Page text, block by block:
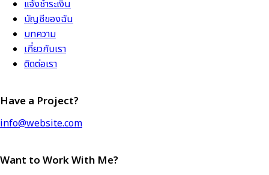
แจ้งชำระเงิน
บัญชีของฉัน
บทความ
เกี่ยวกับเรา
ติดต่อเรา
Have a Project?
info@website.com
Want to Work With Me?